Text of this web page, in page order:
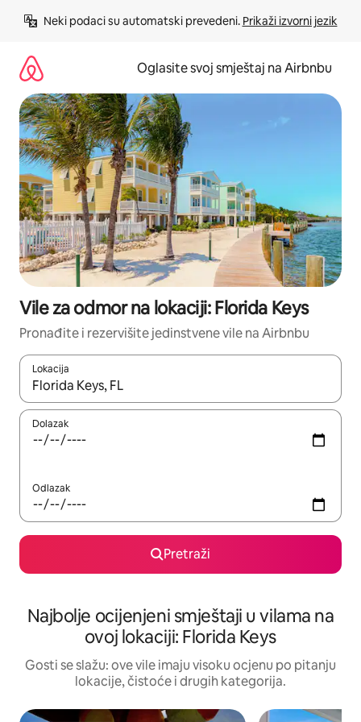
Neki podaci su automatski prevedeni. Prikaži izvorni jezik
Oglasite svoj smještaj na Airbnbu
Vile za odmor na lokaciji: Florida Keys
Pronađite i rezervišite jedinstvene vile na Airbnbu
Lokacija
Kad rezultati budu dostupni, krećite se gore i dolje pomoću
Dolazak
Odlazak
Pretraži
Najbolje ocijenjeni smještaji u vilama na
ovoj lokaciji: Florida Keys
Gosti se slažu: ove vile imaju visoku ocjenu po pitanju
lokacije, čistoće i drugih kategorija.